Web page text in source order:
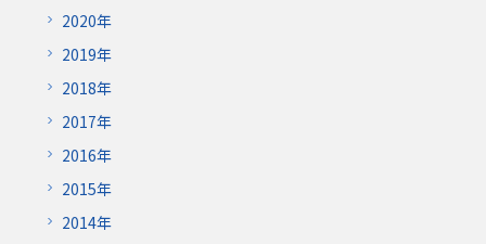
2020年
2019年
2018年
2017年
2016年
2015年
2014年